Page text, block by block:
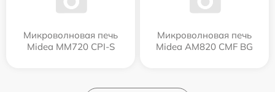
Микроволновая печь
Midea MM720 CPI-S
Микроволновая печь
Midea AM820 CMF BG